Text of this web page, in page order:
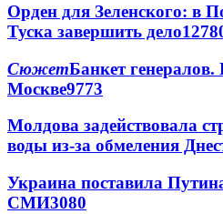
Орден для Зеленского: в
Туска завершить дело
СюжетБанкет
Москве9773
Молдова задействовала
воды из-за обмеления
Украина поставила
СМИ3080